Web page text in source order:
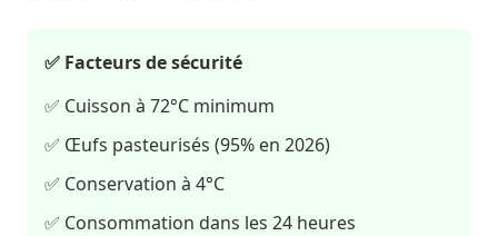
✅ Facteurs de sécurité
✅ Cuisson à 72°C minimum
✅ Œufs pasteurisés (95% en 2026)
✅ Conservation à 4°C
✅ Consommation dans les 24 heures